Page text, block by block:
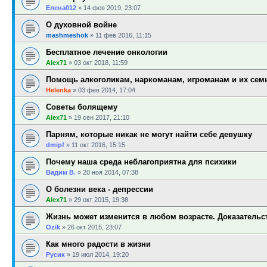
Елена012 » 14 фев 2019, 23:07
О духовной войне
mashmeshok » 11 фев 2016, 11:15
Бесплатное лечение онкологии
Alex71 » 03 окт 2018, 11:59
Помощь алкоголикам, наркоманам, игроманам и их
Helenka » 03 фев 2014, 17:04
Советы болящему
Alex71 » 19 сен 2017, 21:10
Парням, которые никак не могут найти себе девушку
dmipf » 11 окт 2016, 15:15
Почему наша среда неблагоприятна для психики
Вадим В. » 20 ноя 2014, 07:38
О болезни века - депрессии
Alex71 » 29 окт 2015, 19:38
Жизнь может изменится в любом возрасте.
Ozik » 26 окт 2015, 23:07
Как много радости в жизни
Русик » 19 июл 2014, 19:20